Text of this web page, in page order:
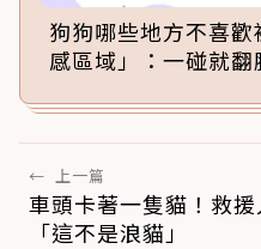
狗狗哪些地方不喜
感區域」：一碰就翻
← 上一篇
車頭卡著一隻貓！救
「這不是浪貓」